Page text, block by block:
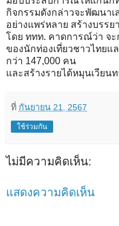
กิจกรรมดังกล่าวจะพัฒนาเ
อย่างแพร่หลาย สร้างบรร
โดย ททท. คาดการณ์ว่า จะ
ของนักท่องเที่ยวชาวไทยแ
กว่า 147,000 คน
และสร้างรายได้หมุนเวียน
ที่ กันยายน 21, 2567
ใช้ร่วมกัน
ไม่มีความคิดเห็น:
แสดงความคิดเห็น